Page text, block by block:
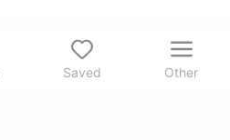
Saved Other